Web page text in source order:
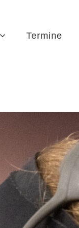
Termine